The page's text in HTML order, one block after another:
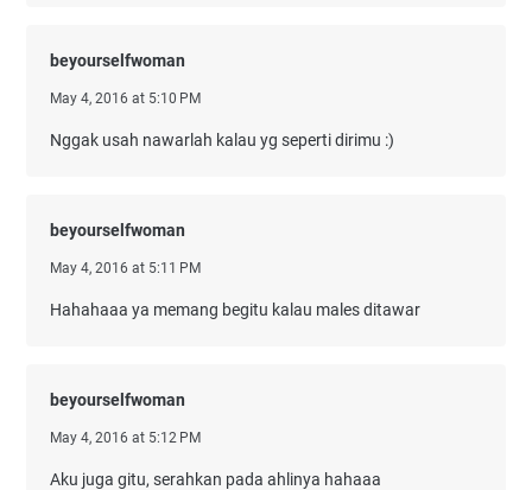
beyourselfwoman
May 4, 2016 at 5:10 PM
Nggak usah nawarlah kalau yg seperti dirimu :)
beyourselfwoman
May 4, 2016 at 5:11 PM
Hahahaaa ya memang begitu kalau males ditawar
beyourselfwoman
May 4, 2016 at 5:12 PM
Aku juga gitu, serahkan pada ahlinya hahaaa